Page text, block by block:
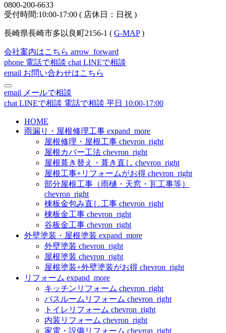
0800-200-6633
受付時間:10:00-17:00 ( 店休日：日祝 )
長崎県長崎市多以良町2156-1 ( G-MAP)
会社案内はこちら arrow_forward
phone 電話で相談 chat LINEで相談
email お問い合わせはこちら
email メールで相談
chat LINEで相談 電話で相談 平日 10:00-17:00
HOME
雨漏り・屋根修理工事 expand_more
屋根修理・屋根工事 chevron_right
屋根カバー工法 chevron_right
屋根葺き替え・葺き直し chevron_right
屋根工事+リフォームがお得 chevron_right
部分屋根工事（雨樋・天窓・瓦工事等）
chevron_right
棟板金包み直し工事 chevron_right
棟板金工事 chevron_right
谷板金工事 chevron_right
外壁塗装・屋根塗装 expand_more
外壁塗装 chevron_right
屋根塗装 chevron_right
屋根塗装+外壁塗装がお得 chevron_right
リフォーム expand_more
キッチンリフォーム chevron_right
バスルームリフォーム chevron_right
トイレリフォーム chevron_right
内装リフォーム chevron_right
家電・設備リフォーム chevron_right